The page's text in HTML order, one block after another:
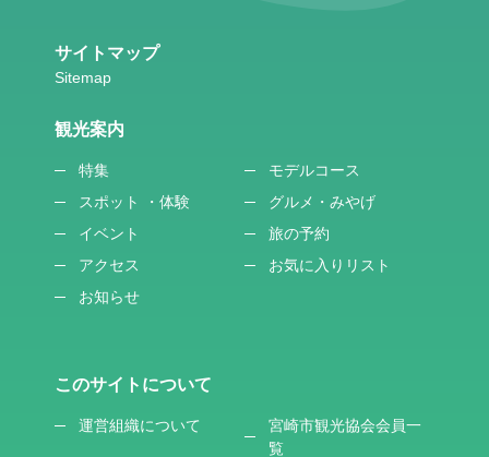
サイトマップ
観光案内
特集
モデルコース
スポット ・体験
グルメ・みやげ
イベント
旅の予約
アクセス
お気に入りリスト
お知らせ
このサイトについて
運営組織について
宮崎市観光協会会員一
覧